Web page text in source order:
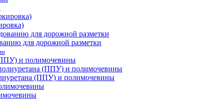
для дорожной разметки
и полимочевины
(ППУ) и полимочевины